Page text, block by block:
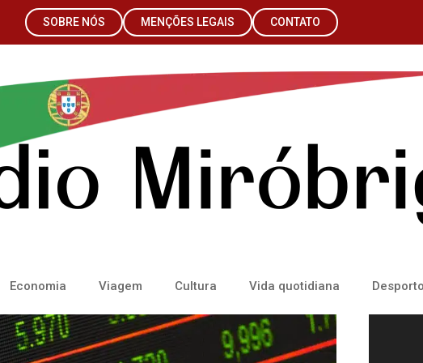
SOBRE NÓS MENÇÕES LEGAIS CONTATO
Economia Viagem Cultura Vida quotidiana Desporto